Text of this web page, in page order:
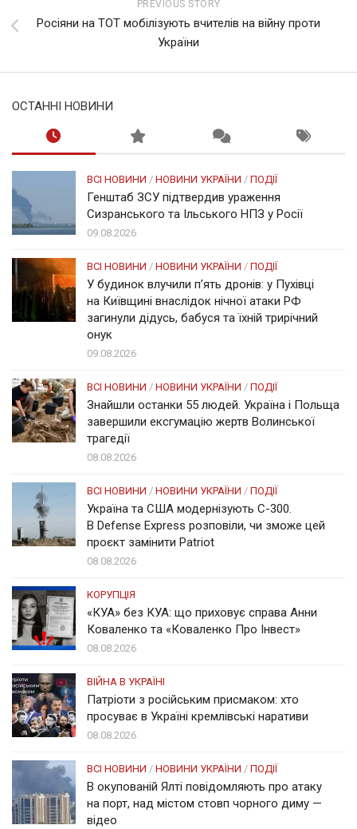
PREVIOUS STORY
Росіяни на ТОТ мобілізують вчителів на війну проти
України
ОСТАННІ НОВИНИ
ВСІ НОВИНИ / НОВИНИ УКРАЇНИ / ПОДІЇ
Генштаб ЗСУ підтвердив ураження
Сизранського та Ільського НПЗ у Росії
09.08.2026
ВСІ НОВИНИ / НОВИНИ УКРАЇНИ / ПОДІЇ
У будинок влучили п’ять дронів: у Пухівці
на Київщині внаслідок нічної атаки РФ
загинули дідусь, бабуся та їхній трирічний
онук
09.08.2026
ВСІ НОВИНИ / НОВИНИ УКРАЇНИ / ПОДІЇ
Знайшли останки 55 людей. Україна і Польща
завершили ексгумацію жертв Волинської
трагедії
08.08.2026
ВСІ НОВИНИ / НОВИНИ УКРАЇНИ / ПОДІЇ
Україна та США модернізують С-300.
В Defense Express розповіли, чи зможе цей
проєкт замінити Patriot
08.08.2026
КОРУПЦІЯ
«КУА» без КУА: що приховує справа Анни
Коваленко та «Коваленко Про Інвест»
08.08.2026
ВІЙНА В УКРАЇНІ
Патріоти з російським присмаком: хто
просуває в Україні кремлівські наративи
08.08.2026
ВСІ НОВИНИ / НОВИНИ УКРАЇНИ / ПОДІЇ
В окупованій Ялті повідомляють про атаку
на порт, над містом стовп чорного диму —
відео